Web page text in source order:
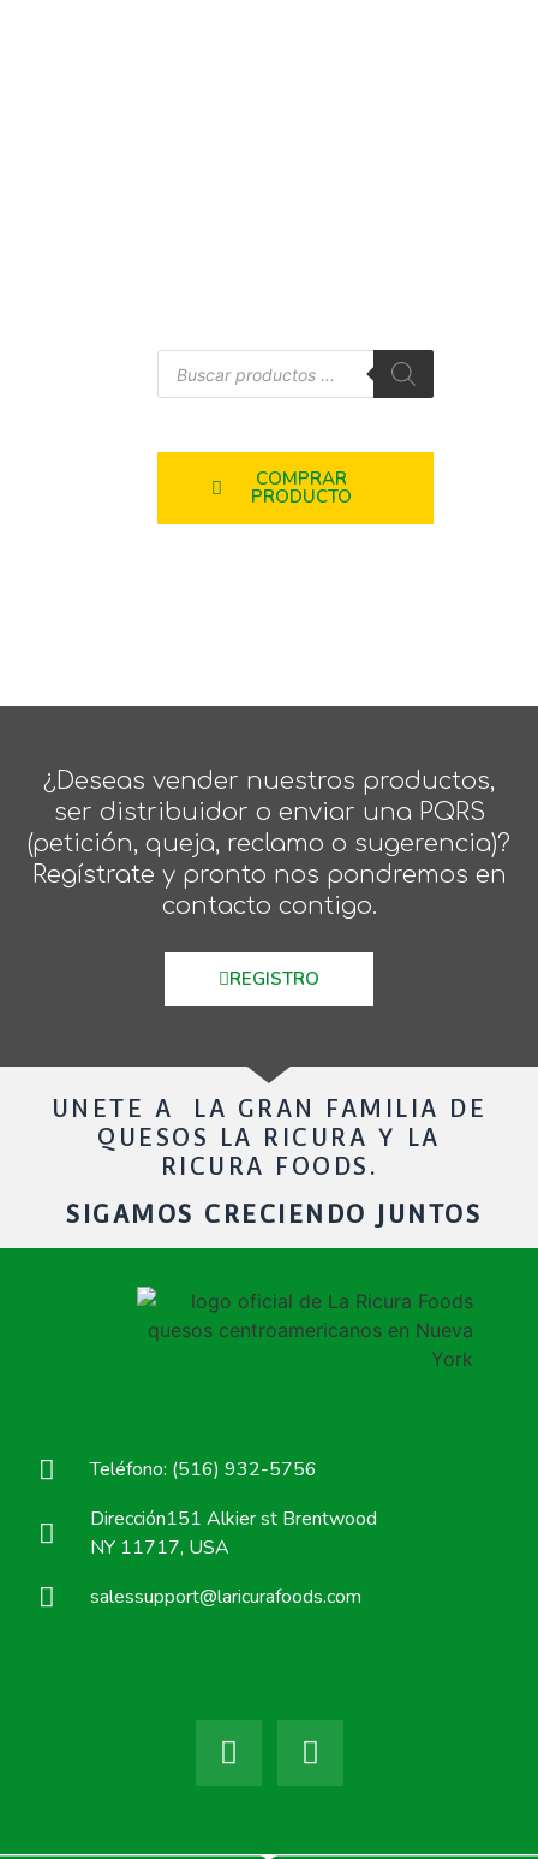
COMPRAR
PRODUCTO
¿Deseas vender nuestros productos,
ser distribuidor o enviar una PQRS
(petición, queja, reclamo o sugerencia)?
Regístrate y pronto nos pondremos en
contacto contigo.
REGISTRO
UNETE A LA GRAN FAMILIA DE
QUESOS LA RICURA Y LA
RICURA FOODS.
SIGAMOS CRECIENDO JUNTOS
Teléfono: (516) 932-5756
Dirección151 Alkier st Brentwood
NY 11717, USA
salessupport@laricurafoods.com